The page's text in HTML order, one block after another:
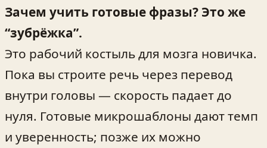
Зачем учить готовые фразы? Это же
“зубрёжка”.
Это рабочий костыль для мозга новичка.
Пока вы строите речь через перевод
внутри головы — скорость падает до
нуля. Готовые микрошаблоны дают темп
и уверенность; позже их можно